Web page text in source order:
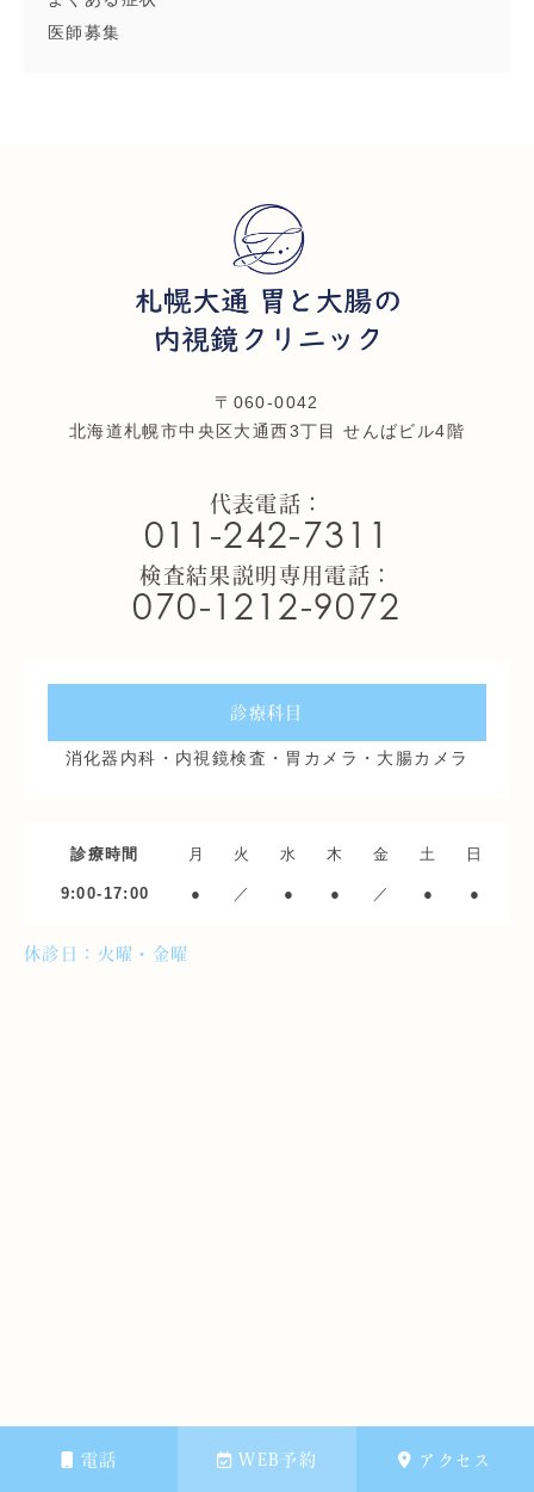
電話 WEB予約 アクセス
医師募集
〒060-0042
北海道札幌市中央区大通西3丁目 せんばビル4階
代表電話：
011-242-7311
検査結果説明専用電話：
070-1212-9072
診療科目
消化器内科・内視鏡検査・胃カメラ・大腸カメラ
診療時間 月 火 水 木 金 土 日
9:00-17:00 ● ／ ● ● ／ ● ●
休診日：火曜・金曜